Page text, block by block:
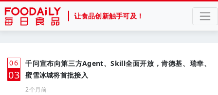
让食品创新触手可及！
06
月
03
千问宣布向第三方Agent、Skill全面开放，肯德基、瑞幸、
蜜雪冰城将首批接入
2个月前